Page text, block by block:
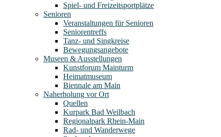
Spiel- und Freizeitsportplätze
Senioren
Veranstaltungen für Senioren
Seniorentreffs
Tanz- und Singkreise
Bewegungsangebote
Museen & Ausstellungen
Kunstforum Mainturm
Heimatmuseum
Biennale am Main
Naherholung vor Ort
Quellen
Kurpark Bad Weilbach
Regionalpark Rhein-Main
Rad- und Wanderwege